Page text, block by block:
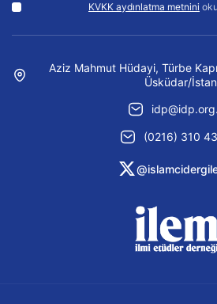
KVKK aydınlatma metnini
Aziz Mahmut Hüdayi, Türbe
Üsküdar/
(0216) 310